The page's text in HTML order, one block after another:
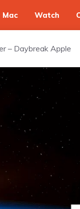
Mac Watch
– Daybreak Apple